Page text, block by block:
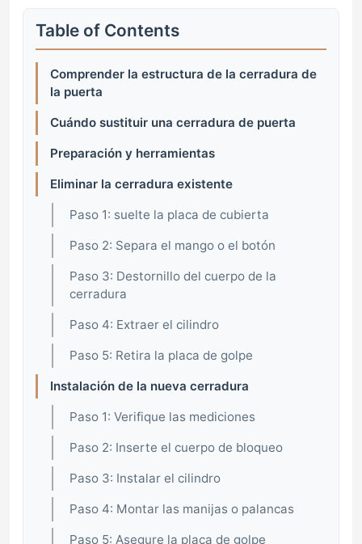
Table of Contents
Comprender la estructura de la cerradura de
la puerta
Cuándo sustituir una cerradura de puerta
Preparación y herramientas
Eliminar la cerradura existente
Paso 1: suelte la placa de cubierta
Paso 2: Separa el mango o el botón
Paso 3: Destornillo del cuerpo de la
cerradura
Paso 4: Extraer el cilindro
Paso 5: Retira la placa de golpe
Instalación de la nueva cerradura
Paso 1: Verifique las mediciones
Paso 2: Inserte el cuerpo de bloqueo
Paso 3: Instalar el cilindro
Paso 4: Montar las manijas o palancas
Paso 5: Asegure la placa de golpe